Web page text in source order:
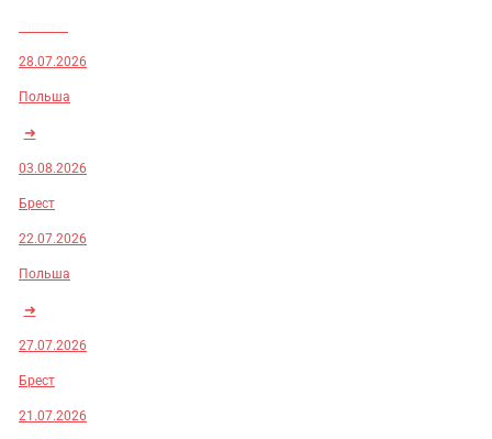
28.07.2026
Польша
➜
03.08.2026
Брест
22.07.2026
Польша
➜
27.07.2026
Брест
21.07.2026